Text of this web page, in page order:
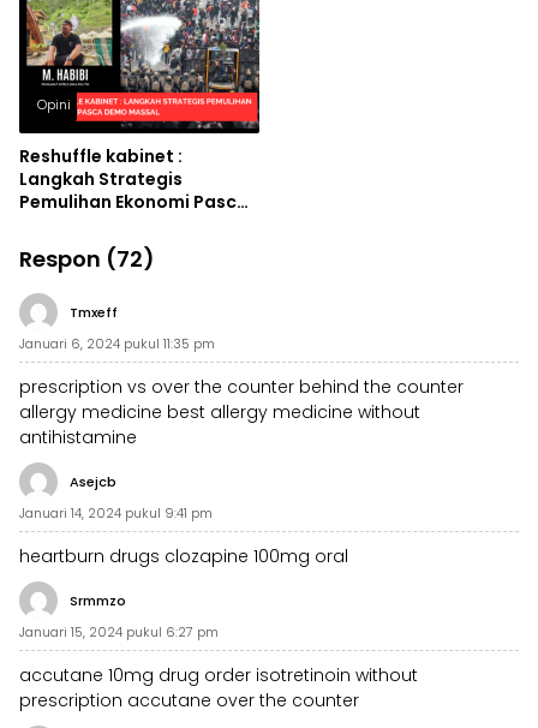
Opini
Reshuffle kabinet :
Langkah Strategis
Pemulihan Ekonomi Pasca
Respon (72)
Tmxeff
Januari 6, 2024 pukul 11:35 pm
prescription vs over the counter behind the counter
allergy medicine best allergy medicine without
antihistamine
Asejcb
Januari 14, 2024 pukul 9:41 pm
heartburn drugs clozapine 100mg oral
Srmmzo
Januari 15, 2024 pukul 6:27 pm
accutane 10mg drug order isotretinoin without
prescription accutane over the counter